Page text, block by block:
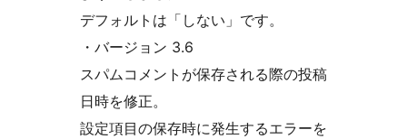
デフォルトは「しない」です。
・バージョン 3.6
スパムコメントが保存される際の投稿
日時を修正。
設定項目の保存時に発生するエラーを